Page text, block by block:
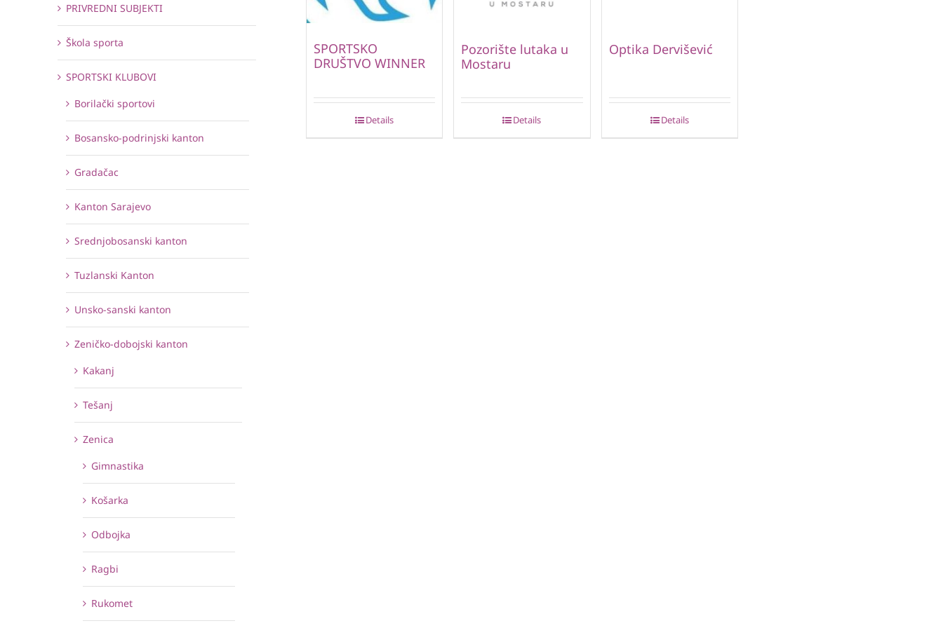
SPORTSKO
DRUŠTVO WINNER
Details
Pozorište lutaka u
Mostaru
Details
Optika Dervišević
Details
PRIVREDNI SUBJEKTI
Škola sporta
SPORTSKI KLUBOVI
Borilački sportovi
Bosansko-podrinjski kanton
Gradačac
Kanton Sarajevo
Srednjobosanski kanton
Tuzlanski Kanton
Unsko-sanski kanton
Zeničko-dobojski kanton
Kakanj
Tešanj
Zenica
Gimnastika
Košarka
Odbojka
Ragbi
Rukomet